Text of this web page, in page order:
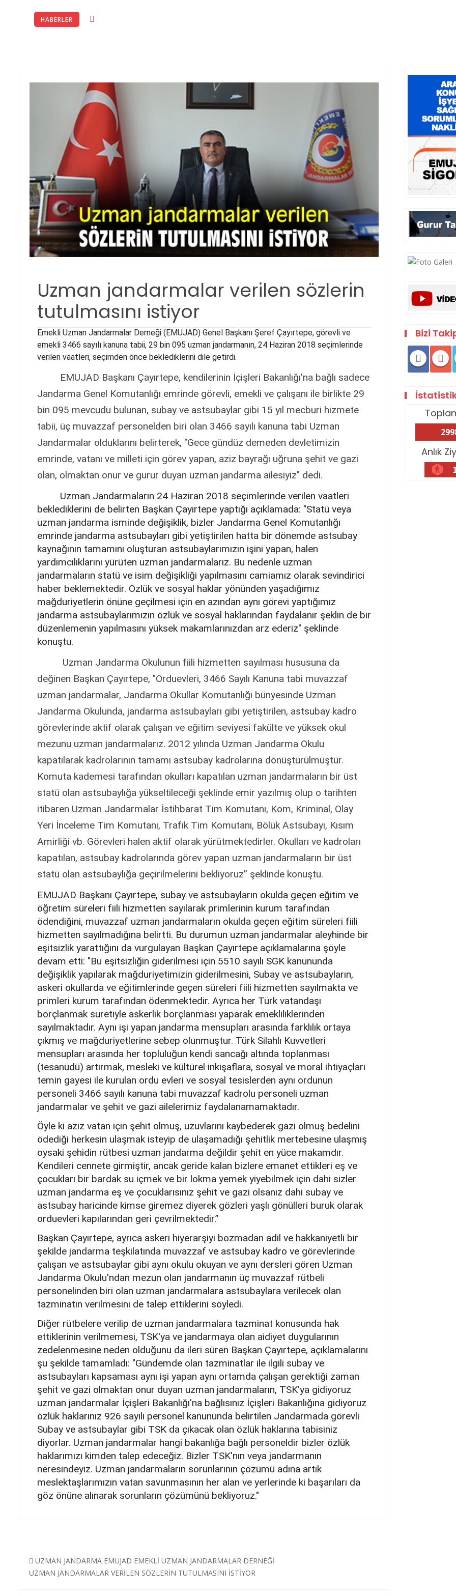
EMUJAD YÖNETİM KURULU VE ÜYELERİMİZ İLE BİRLİKTE ANITKABİR ZİYARETİMİZ. 09.12.2025
HABERLER
Uzman jandarmalar verilen sözlerin
tutulmasını istiyor
Emekli Uzman Jandarmalar Derneği (EMUJAD) Genel Başkanı Şeref Çayırtepe, görevli ve
emekli 3466 sayılı kanuna tabii, 29 bin 095 uzman jandarmanın, 24 Haziran 2018 seçimlerinde
verilen vaatleri, seçimden önce beklediklerini dile getirdi.
EMUJAD Başkanı Çayırtepe, kendilerinin İçişleri Bakanlığı'na bağlı sadece
Jandarma Genel Komutanlığı emrinde görevli, emekli ve çalışanı ile birlikte 29
bin 095 mevcudu bulunan, subay ve astsubaylar gibi 15 yıl mecburi hizmete
tabii, üç muvazzaf personelden biri olan 3466 sayılı kanuna tabi Uzman
Jandarmalar olduklarını belirterek, "Gece gündüz demeden devletimizin
emrinde, vatanı ve milleti için görev yapan, aziz bayrağı uğruna şehit ve gazi
olan, olmaktan onur ve gurur duyan uzman jandarma ailesiyiz" dedi.
Uzman Jandarmaların 24 Haziran 2018 seçimlerinde verilen vaatleri
beklediklerini de belirten Başkan Çayırtepe yaptığı açıklamada: "Statü veya
uzman jandarma isminde değişiklik, bizler Jandarma Genel Komutanlığı
emrinde jandarma astsubayları gibi yetiştirilen hatta bir dönemde astsubay
kaynağının tamamını oluşturan astsubaylarımızın işini yapan, halen
yardımcılıklarını yürüten uzman jandarmalarız. Bu nedenle uzman
jandarmaların statü ve isim değişikliği yapılmasını camiamız olarak sevindirici
haber beklemektedir. Özlük ve sosyal haklar yönünden yaşadığımız
mağduriyetlerin önüne geçilmesi için en azından aynı görevi yaptığımız
jandarma astsubaylarımızın özlük ve sosyal haklarından faydalanır şeklin de bir
düzenlemenin yapılmasını yüksek makamlarınızdan arz ederiz" şeklinde
konuştu.
Uzman Jandarma Okulunun fiili hizmetten sayılması hususuna da
değinen Başkan Çayırtepe, "Orduevleri, 3466 Sayılı Kanuna tabi muvazzaf
uzman jandarmalar, Jandarma Okullar Komutanlığı bünyesinde Uzman
Jandarma Okulunda, jandarma astsubayları gibi yetiştirilen, astsubay kadro
görevlerinde aktif olarak çalışan ve eğitim seviyesi fakülte ve yüksek okul
mezunu uzman jandarmalarız. 2012 yılında Uzman Jandarma Okulu
kapatılarak kadrolarının tamamı astsubay kadrolarına dönüştürülmüştür.
Komuta kademesi tarafından okulları kapatılan uzman jandarmaların bir üst
statü olan astsubaylığa yükseltileceği şeklinde emir yazılmış olup o tarihten
itibaren Uzman Jandarmalar İstihbarat Tim Komutanı, Kom, Kriminal, Olay
Yeri İnceleme Tim Komutanı, Trafik Tim Komutanı, Bölük Astsubayı, Kısım
Amirliği vb. Görevleri halen aktif olarak yürütmektedirler. Okulları ve kadroları
kapatılan, astsubay kadrolarında görev yapan uzman jandarmaların bir üst
statü olan astsubaylığa geçirilmelerini bekliyoruz” şeklinde konuştu.
EMUJAD Başkanı Çayırtepe, subay ve astsubayların okulda geçen eğitim ve
öğretim süreleri fiili hizmetten sayılarak primlerinin kurum tarafından
ödendiğini, muvazzaf uzman jandarmaların okulda geçen eğitim süreleri fiili
hizmetten sayılmadığına belirtti. Bu durumun uzman jandarmalar aleyhinde bir
eşitsizlik yarattığını da vurgulayan Başkan Çayırtepe açıklamalarına şöyle
devam etti: "Bu eşitsizliğin giderilmesi için 5510 sayılı SGK kanununda
değişiklik yapılarak mağduriyetimizin giderilmesini, Subay ve astsubayların,
askeri okullarda ve eğitimlerinde geçen süreleri fiili hizmetten sayılmakta ve
primleri kurum tarafından ödenmektedir. Ayrıca her Türk vatandaşı
borçlanmak suretiyle askerlik borçlanması yaparak emekliliklerinden
sayılmaktadır. Aynı işi yapan jandarma mensupları arasında farklılık ortaya
çıkmış ve mağduriyetlerine sebep olunmuştur. Türk Silahlı Kuvvetleri
mensupları arasında her topluluğun kendi sancağı altında toplanması
(tesanüdü) artırmak, mesleki ve kültürel inkişaflara, sosyal ve moral ihtiyaçları
temin gayesi ile kurulan ordu evleri ve sosyal tesislerden aynı ordunun
personeli 3466 sayılı kanuna tabi muvazzaf kadrolu personeli uzman
jandarmalar ve şehit ve gazi ailelerimiz faydalanamamaktadır.
Öyle ki aziz vatan için şehit olmuş, uzuvlarını kaybederek gazi olmuş bedelini
ödediği herkesin ulaşmak isteyip de ulaşamadığı şehitlik mertebesine ulaşmış
oysaki şehidin rütbesi uzman jandarma değildir şehit en yüce makamdır.
Kendileri cennete girmiştir, ancak geride kalan bizlere emanet ettikleri eş ve
çocukları bir bardak su içmek ve bir lokma yemek yiyebilmek için dahi sizler
uzman jandarma eş ve çocuklarısınız şehit ve gazi olsanız dahi subay ve
astsubay haricinde kimse giremez diyerek gözleri yaşlı gönülleri buruk olarak
orduevleri kapılarından geri çevrilmektedir.”
Başkan Çayırtepe, ayrıca askeri hiyerarşiyi bozmadan adil ve hakkaniyetli bir
şekilde jandarma teşkilatında muvazzaf ve astsubay kadro ve görevlerinde
çalışan ve astsubaylar gibi aynı okulu okuyan ve aynı dersleri gören Uzman
Jandarma Okulu'ndan mezun olan jandarmanın üç muvazzaf rütbeli
personelinden biri olan uzman jandarmalara astsubaylara verilecek olan
tazminatın verilmesini de talep ettiklerini söyledi.
Diğer rütbelere verilip de uzman jandarmalara tazminat konusunda hak
ettiklerinin verilmemesi, TSK'ya ve jandarmaya olan aidiyet duygularının
zedelenmesine neden olduğunu da ileri süren Başkan Çayırtepe, açıklamalarını
şu şekilde tamamladı: "Gündemde olan tazminatlar ile ilgili subay ve
astsubayları kapsaması aynı işi yapan aynı ortamda çalışan gerektiği zaman
şehit ve gazi olmaktan onur duyan uzman jandarmaların, TSK’ya gidiyoruz
uzman jandarmalar İçişleri Bakanlığı'na bağlısınız İçişleri Bakanlığına gidiyoruz
özlük haklarınız 926 sayılı personel kanununda belirtilen Jandarmada görevli
Subay ve astsubaylar gibi TSK da çıkacak olan özlük haklarına tabisiniz
diyorlar. Uzman jandarmalar hangi bakanlığa bağlı personeldir bizler özlük
haklarımızı kimden talep edeceğiz. Bizler TSK'nın veya jandarmanın
neresindeyiz. Uzman jandarmaların sorunlarının çözümü adına artık
meslektaşlarımızın vatan savunmasının her alan ve yerlerinde ki başarıları da
göz önüne alınarak sorunların çözümünü bekliyoruz."
UZMAN JANDARMA EMUJAD EMEKLİ UZMAN JANDARMALAR DERNEĞİ
UZMAN JANDARMALAR VERİLEN SÖZLERİN TUTULMASINI İSTİYOR
Bizi
Anlık
1